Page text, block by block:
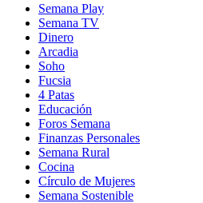
Semana Play
Semana TV
Dinero
Arcadia
Soho
in
new
window
Fucsia
in
new
window
4 Patas
Educación
Foros Semana
Finanzas Personales
Semana Rural
Cocina
Círculo de Mujeres
Semana Sostenible